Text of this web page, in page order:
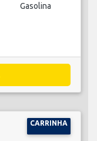
Gasolina
CARRINHA